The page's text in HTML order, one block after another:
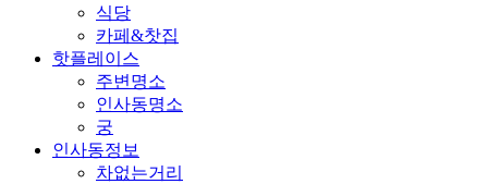
식당
카페&찻집
핫플레이스
주변명소
인사동명소
궁
인사동정보
차없는거리